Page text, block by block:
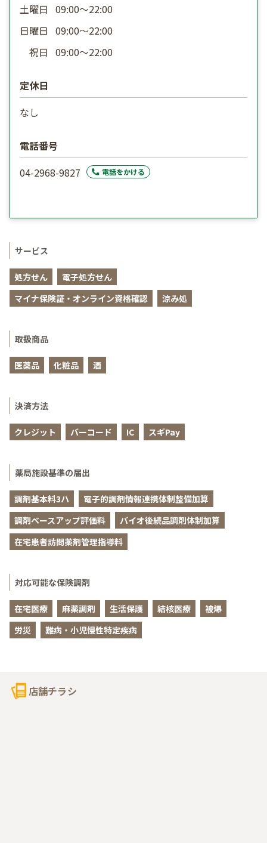
土曜日 09:00〜22:00
日曜日 09:00〜22:00
祝日 09:00〜22:00
定休日
なし
電話番号
04-2968-9827
電話をかける
サービス
処方せん
電子処方せん
マイナ保険証・オンライン資格確認
涼み処
取扱商品
医薬品 化粧品 酒
決済方法
クレジット バーコード IC スギPay
薬局施設基準の届出
調剤基本料3ハ
電子的調剤情報連携体制整備加算
調剤ベースアップ評価料
バイオ後続品調剤体制加算
在宅患者訪問薬剤管理指導料
対応可能な保険調剤
在宅医療 麻薬調剤 生活保護 結核医療
被爆
労災
難病・小児慢性特定疾病
店舗チラシ